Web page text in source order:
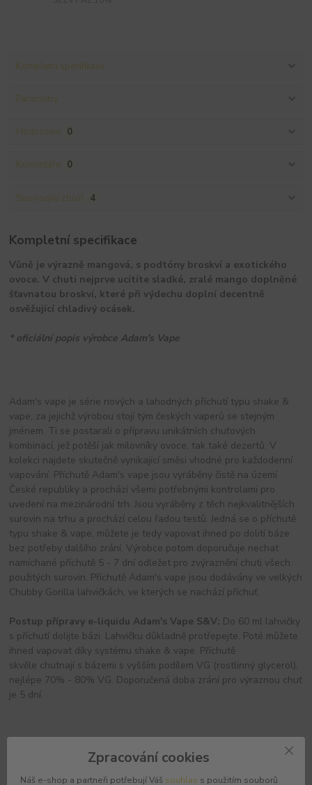
Kompletní specifikace
Parametry
Hodnocení 0
Komentáře 0
Související zboží 4
Kompletní specifikace
Vůně je výrazně mangová, s podtóny broskví a exotického
ovoce. V chuti nejprve ucítíte sladké, zralé mango doplněné
šťavnatou broskví, které při výdechu doplní decentně
osvěžující chladivý ocásek.
* oficiální popis výrobce Adam's Vape
Adam's vape je série nových a lahodných příchutí typu shake &
vape, za jejichž výrobou stojí tým českých vaperů se stejným
jménem. Ti se postarali o přípravu unikátních chuťových
kombinací, jež potěší jak milovníky ovoce, tak také dezertů. V
kolekci najdete skutečně vynikající směsi vhodné pro každodenní
vapování. Příchutě Adam's vape jsou vyráběny čistě na území
České republiky a prochází všemi potřebnými kontrolami pro
uvedení na mezinárodní trh. Jsou vyráběny z těch nejkvalitnějších
surovin na trhu a prochází celou řadou testů. Jedná se o příchutě
typu shake & vape, můžete je tedy vapovat ihned po dolití báze
bez potřeby dalšího zrání. Výrobce potom doporučuje nechat
namíchané příchutě 5 - 7 dní odležet pro zvýraznění chuti všech
použitých surovin. Příchutě Adam's vape jsou dodávány ve velkých
Chubby Gorilla lahvičkách, ve kterých se nachází příchuť.
Postup přípravy e-liquidu Adam's Vape S&V: Do 60 ml lahvičky
s příchutí dolijte bázi. Lahvičku důkladně protřepejte. Poté můžete
ihned vapovat díky systému shake & vape. Příchutě
skvěle chutnají s bázemi s vyšším podílem VG (rostlinný glycerol),
nejlépe 70% - 80% VG. Doporučená doba zrání pro výraznou chuť
je 5 dní.
Zpracování cookies
Náš e-shop a partneři potřebují Váš souhlas s použitím souborů